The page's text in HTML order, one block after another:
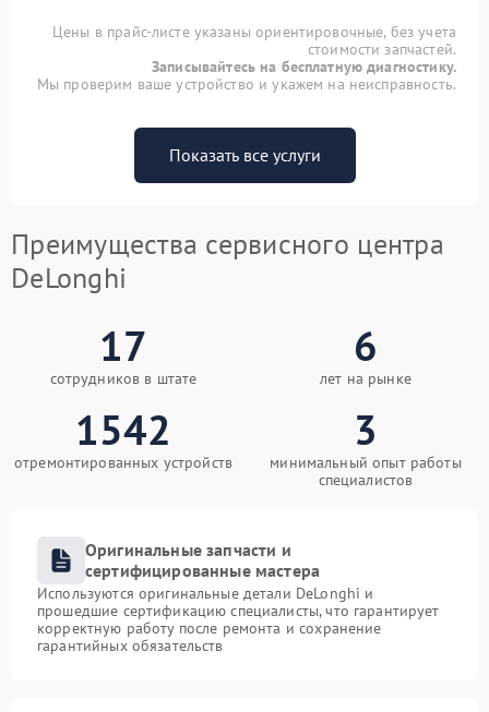
Цены в прайс-листе указаны ориентировочные, без учета
стоимости запчастей.
Записывайтесь на бесплатную диагностику.
Мы проверим ваше устройство и укажем на неисправность.
Показать все услуги
Преимущества сервисного центра
DeLonghi
17
сотрудников в штате
6
лет на рынке
1542
отремонтированных устройств
3
минимальный опыт работы
специалистов
Оригинальные запчасти и
сертифицированные мастера
Используются оригинальные детали DeLonghi и
прошедшие сертификацию специалисты, что гарантирует
корректную работу после ремонта и сохранение
гарантийных обязательств